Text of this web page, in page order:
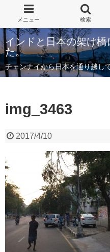
インドと日本の架け
た。
チェンナイから日本を通り越し
img_3463
2017/4/10